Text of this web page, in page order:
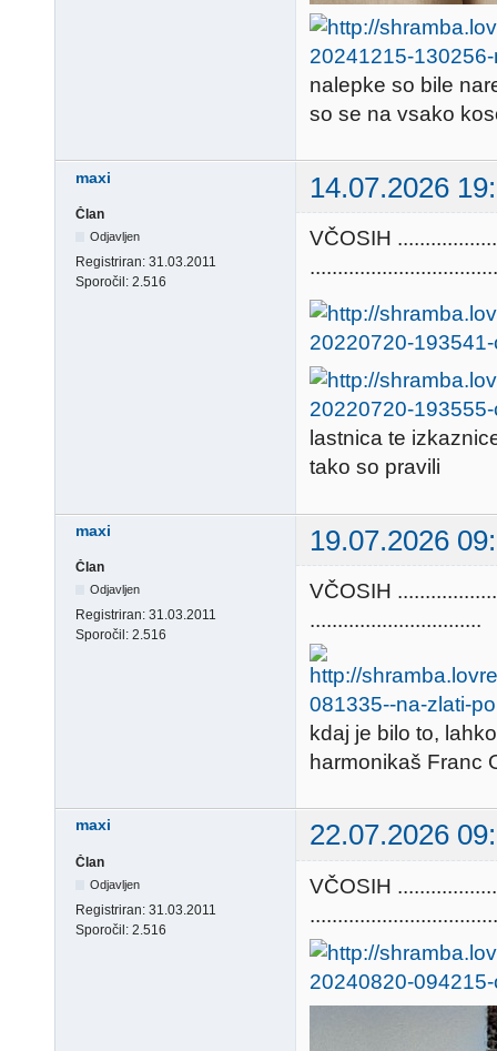
nalepke so bile
so se na vsako
maxi 14.07.2026
Član
Odjavljen
Registriran: 31.03.2011
Sporočil: 2.516
VČOSIH
lastnica te
tako so pravili
maxi 19.07.2026
Član
Odjavljen
Registriran: 31.03.2011
Sporočil: 2.516
VČOSIH
...............................
kdaj je bilo to,
harmonikaš Franc
maxi 22.07.2026
Član
Odjavljen
Registriran: 31.03.2011
Sporočil: 2.516
VČOSIH